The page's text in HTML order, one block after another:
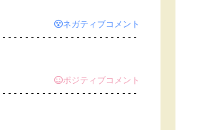
ネガティブコメント
ポジティブコメント